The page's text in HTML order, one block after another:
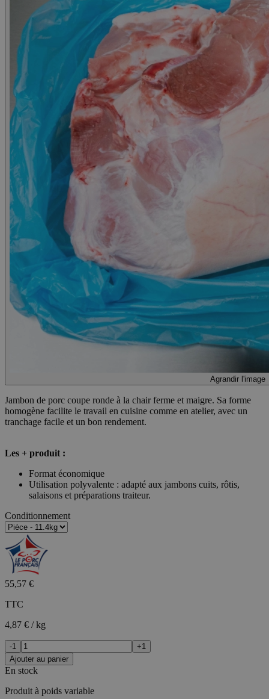
Agrandir l'image
Jambon de porc coupe ronde à la chair ferme et maigre. Sa forme
homogène facilite le travail en cuisine comme en atelier, avec un
tranchage facile et un bon rendement.
Les + produit :
Format économique
Utilisation polyvalente : adapté aux jambons cuits, rôtis,
salaisons et préparations traiteur.
Conditionnement
55,57 €
TTC
4,87 € / kg
-1
+1
Ajouter au panier
En stock
Produit à poids variable